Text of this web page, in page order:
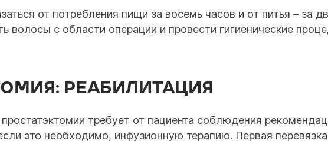
от потребления пищи за восемь часов и от питья – за
волосы с области операции и провести гигиенические
РЕАБИЛИТАЦИЯ
требует от пациента соблюдения
это необходимо, инфузионную терапию. Первая